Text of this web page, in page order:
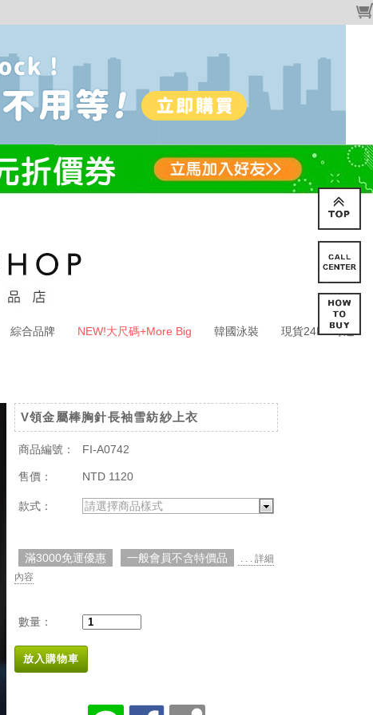
綜合品牌 NEW!大尺碼+More Big 韓國泳裝 現貨24HR寄送
V領金屬棒胸針長袖雪紡紗上衣
商品編號： FI-A0742
售價： NTD 1120
款式： 請選擇商品樣式
滿3000免運優惠 一般會員不含特價品
. . . 詳細
內容
數量：
放入購物車